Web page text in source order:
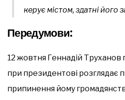
керує містом, здатні його
Передумови:
12 жовтня Геннадій Труханов
при президентові розглядає
припинення йому